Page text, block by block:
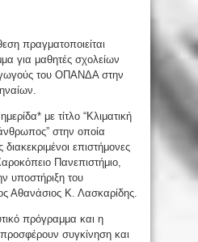
πραγματοποιείται
για μαθητές σχολείων
του ΟΠΑΝΔΑ στην
με τίτλο “Κλιματική
στην οποία
επιστήμονες
Πανεπιστήμιο,
υποστήριξη του
Αθανάσιος Κ. Λασκαρίδης.
πρόγραμμα και η
προσφέρουν συγκίνηση και